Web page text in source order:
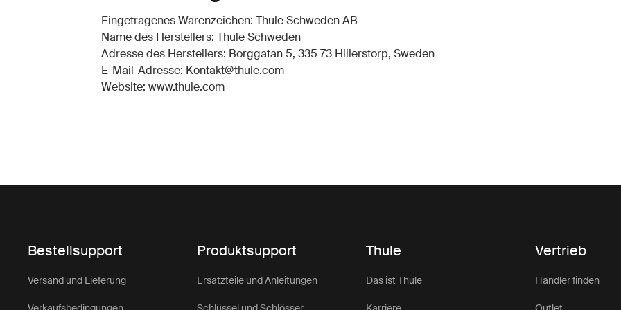
Eingetragenes Warenzeichen: Thule Schweden AB
Name des Herstellers: Thule Schweden
Adresse des Herstellers: Borggatan 5, 335 73 Hillerstorp, Sweden
E-Mail-Adresse: Kontakt@thule.com
Website: www.thule.com
Bestellsupport
Versand und Lieferung
Produktsupport
Ersatzteile und Anleitungen
Thule
Das ist Thule
Vertrieb
Händler finden